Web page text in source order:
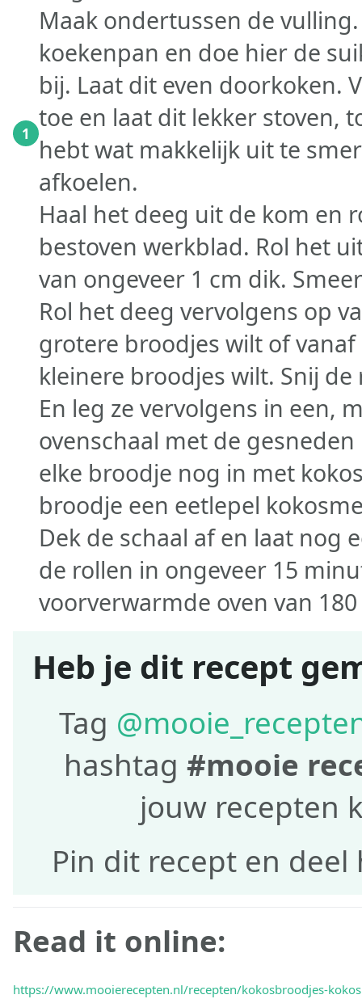
1
Maak ondertussen de
koekenpan en doe hier de
bij. Laat dit even doorkoken.
toe en laat dit lekker stoven,
hebt wat makkelijk uit te
afkoelen.
Haal het deeg uit de kom en
bestoven werkblad. Rol het
van ongeveer 1 cm dik.
Rol het deeg vervolgens op
grotere broodjes wilt of
kleinere broodjes wilt. Snij
En leg ze vervolgens in een,
ovenschaal met de
elke broodje nog in met
broodje een eetlepel
Dek de schaal af en laat nog
de rollen in ongeveer 15
voorverwarmde oven van
Heb je dit recept
Tag
hashtag #mooie
jouw recepten
Pin dit recept en
Read it online:
https://www.mooierecepten.nl/recepten/kokosbroodjes-